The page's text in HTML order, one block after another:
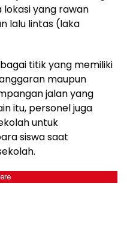
lokasi yang rawan
lalu lintas (laka
titik yang memiliki
maupun
jalan yang
itu, personel juga
untuk
siswa saat